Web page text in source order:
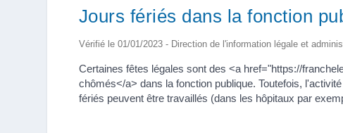
Jours fériés dans la fonction
Vérifié le 01/01/2023 - Direction de l'information légale et
Certaines fêtes légales sont des <a href="https://
chômés</a> dans la fonction publique. Toutefois,
fériés peuvent être travaillés (dans les hôpitaux par